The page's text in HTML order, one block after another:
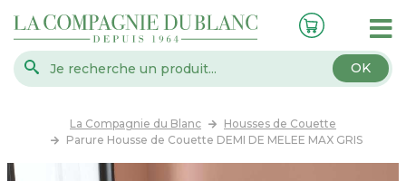
OK
La Compagnie du Blanc
Housses de Couette
Parure Housse de Couette DEMI DE MELEE MAX GRIS